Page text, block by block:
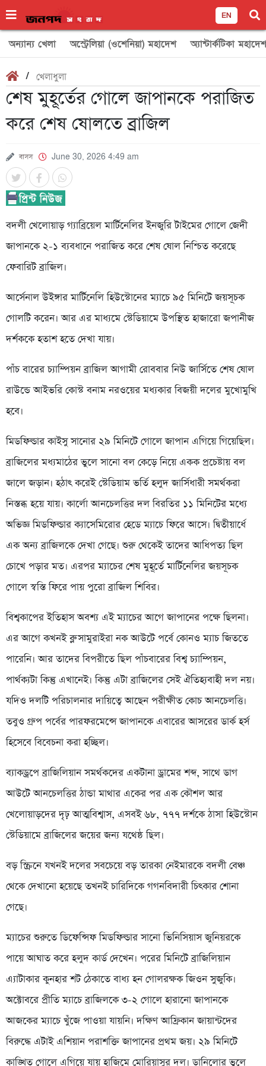
EN
অন্যান্য খেলা অস্ট্রেলিয়া (ওশেনিয়া) মহাদেশ অ্যান্টার্কটিকা মহাদেশ
/ খেলাধুলা
শেষ মুহূর্তের গোলে জাপানকে পরাজিত
করে শেষ ষোলতে ব্রাজিল
বাসস June 30, 2026 4:49 am
বদলী খেলোয়াড় গ্যাব্রিয়েল মার্টিনেলির ইনজুরি টাইমের গোলে জেদী
জাপানকে ২-১ ব্যবধানে পরাজিত করে শেষ ষোল নিশ্চিত করেছে
ফেবারিট ব্রাজিল।
আর্সেনাল উইঙ্গার মার্টিনেলি হিউস্টোনের ম্যাচে ৯৫ মিনিটে জয়সূচক
গোলটি করেন। আর এর মাধ্যমে স্টেডিয়ামে উপস্থিত হাজারো জপানীজ
দর্শককে হতাশ হতে দেখা যায়।
পাঁচ বারের চ্যাম্পিয়ন ব্রাজিল আগামী রোববার নিউ জার্সিতে শেষ ষোল
রাউন্ডে আইভরি কোস্ট বনাম নরওয়ের মধ্যকার বিজয়ী দলের মুখোমুখি
হবে।
মিডফিল্ডার কাইসু সানোর ২৯ মিনিটে গোলে জাপান এগিয়ে গিয়েছিল।
ব্রাজিলের মধ্যমাঠের ভুলে সানো বল কেড়ে নিয়ে একক প্রচেষ্টায় বল
জালে জড়ান। হঠাৎ করেই স্টেডিয়াম ভর্তি হলুদ জার্সিধারী সমর্থকরা
নিস্তব্ধ হয়ে যায়। কার্লো আনচেলত্তির দল বিরতির ১১ মিনিটের মধ্যে
অভিজ্ঞ মিডফিল্ডার ক্যাসেমিরোর হেডে ম্যাচে ফিরে আসে। দ্বিতীয়ার্ধে
এক অন্য ব্রাজিলকে দেখা গেছে। শুরু থেকেই তাদের আধিপত্য ছিল
চোখে পড়ার মত। এরপর ম্যাচের শেষ মুহূর্তে মার্টিনেলির জয়সূচক
গোলে স্বস্তি ফিরে পায় পুরো ব্রাজিল শিবির।
বিশ্বকাপের ইতিহাস অবশ্য এই ম্যাচের আগে জাপানের পক্ষে ছিলনা।
এর আগে কখনই ব্লু সামুরাইরা নক আউটে পর্বে কোনও ম্যাচ জিততে
পারেনি। আর তাদের বিপরীতে ছিল পাঁচবারের বিশ্ব চ্যাম্পিয়ন,
পার্থক্যটা কিন্তু এখানেই। কিন্তু এটা ব্রাজিলের সেই ঐতিহ্যবাহী দল নয়।
যদিও দলটি পরিচালনার দায়িত্বে আছেন পরীক্ষীত কোচ আনচেলত্তি।
তবুও গ্রুপ পর্বের পারফরমেন্সে জাপানকে এবারের আসরের ডার্ক হর্স
হিসেবে বিবেচনা করা হচ্ছিল।
ব্যাকড্রপে ব্রাজিলিয়ান সমর্থকদের একটানা ড্রামের শব্দ, সাথে ডাগ
আউটে আনচেলত্তির ঠান্ডা মাথার একের পর এক কৌশল আর
খেলোয়াড়দের দৃঢ় আত্মবিশ্বাস, এসবই ৬৮, ৭৭৭ দর্শকে ঠাসা হিউস্টোন
স্টেডিয়ামে ব্রাজিলের জয়ের জন্য যথেষ্ঠ ছিল।
বড় স্ক্রিনে যখনই দলের সবচেয়ে বড় তারকা নেইমারকে বদলী বেঞ্চ
থেকে দেখানো হয়েছে তখনই চারিদিকে গগনবিদারী চিৎকার শোনা
গেছে।
ম্যাচের শুরুতে ডিফেন্সিফ মিডফিল্ডার সানো ভিনিসিয়াস জুনিয়রকে
পায়ে আঘাত করে হলুদ কার্ড দেখেন। পরের মিনিটে ব্রাজিলিয়ান
এ্যাটাকার কুনহার শট ঠেকাতে বাধ্য হন গোলরক্ষক জিওন সুজুকি।
অক্টোবরে প্রীতি ম্যাচে ব্রাজিলকে ৩-২ গোলে হারানো জাপানকে
আজকের ম্যাচে খুঁজে পাওয়া যায়নি। দক্ষিণ আফ্রিকান জায়ান্টদের
বিরুদ্ধে এটাই এশিয়ান পরাশক্তি জাপানের প্রথম জয়। ২৯ মিনিটে
কাঙ্খিত গোলে এগিয়ে যায় হাজিমে মোরিয়াসুর দল। ডানিলোর ভুলে